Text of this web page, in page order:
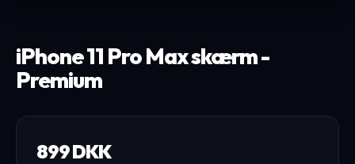
iPhone 11 Pro Max skærm -
Premium
899DKK